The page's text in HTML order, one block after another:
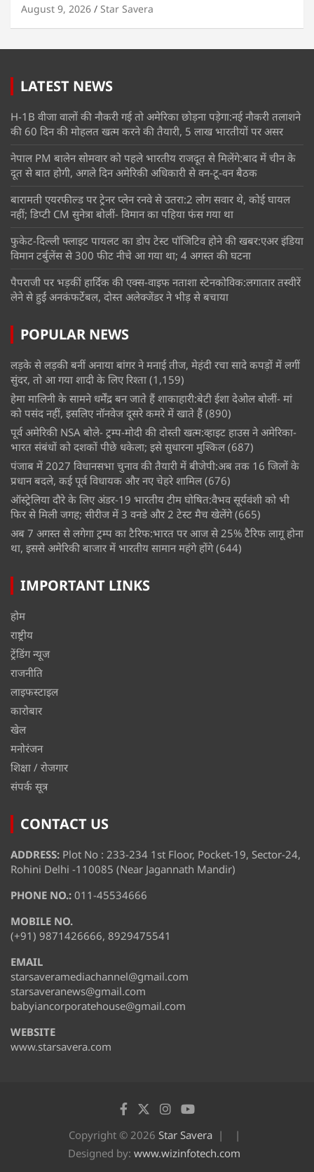
August 9, 2026 Star Savera
LATEST NEWS
H-1B वीजा वालों की नौकरी गई तो अमेरिका छोड़ना पड़ेगा:नई नौकरी तलाशने
की 60 दिन की मोहलत खत्म करने की तैयारी, 5 लाख भारतीयों पर असर
नेपाल PM बालेन सोमवार को पहले भारतीय राजदूत से मिलेंगे:बाद में चीन के
दूत से बात होगी, अगले दिन अमेरिकी अधिकारी से वन-टू-वन बैठक
बारामती एयरफील्ड पर ट्रेनर प्लेन रनवे से उतरा:2 लोग सवार थे, कोई घायल
नहीं; डिप्टी CM सुनेत्रा बोलीं- विमान का पहिया फंस गया था
फुकेट-दिल्ली फ्लाइट पायलट का डोप टेस्ट पॉजिटिव होने की खबर:एअर इंडिया
विमान टर्बुलेंस से 300 फीट नीचे आ गया था; 4 अगस्त की घटना
पैपराजी पर भड़कीं हार्दिक की एक्स-वाइफ नताशा स्टेनकोविक:लगातार तस्वीरें
लेने से हुईं अनकंफर्टेबल, दोस्त अलेक्जेंडर ने भीड़ से बचाया
POPULAR NEWS
लड़के से लड़की बनीं अनाया बांगर ने मनाई तीज, मेहंदी रचा सादे कपड़ों में लगीं
सुंदर, तो आ गया शादी के लिए रिश्ता (1,159)
हेमा मालिनी के सामने धर्मेंद्र बन जाते हैं शाकाहारी:बेटी ईशा देओल बोलीं- मां
को पसंद नहीं, इसलिए नॉनवेज दूसरे कमरे में खाते हैं (890)
पूर्व अमेरिकी NSA बोले- ट्रम्प-मोदी की दोस्ती खत्म:व्हाइट हाउस ने अमेरिका-
भारत संबंधों को दशकों पीछे धकेला; इसे सुधारना मुश्किल (687)
पंजाब में 2027 विधानसभा चुनाव की तैयारी में बीजेपी:अब तक 16 जिलों के
प्रधान बदले, कई पूर्व विधायक और नए चेहरे शामिल (676)
ऑस्ट्रेलिया दौरे के लिए अंडर-19 भारतीय टीम घोषित:वैभव सूर्यवंशी को भी
फिर से मिली जगह; सीरीज में 3 वनडे और 2 टेस्ट मैच खेलेंगे (665)
अब 7 अगस्त से लगेगा ट्रम्प का टैरिफ:भारत पर आज से 25% टैरिफ लागू होना
था, इससे अमेरिकी बाजार में भारतीय सामान महंगे होंगे (644)
IMPORTANT LINKS
होम
राष्ट्रीय
ट्रेंडिंग न्यूज
राजनीति
लाइफस्टाइल
कारोबार
खेल
मनोरंजन
शिक्षा / रोजगार
संपर्क सूत्र
CONTACT US
ADDRESS: Plot No : 233-234 1st Floor, Pocket-19, Sector-24,
Rohini Delhi -110085 (Near Jagannath Mandir)
PHONE NO.: 011-45534666
MOBILE NO.
(+91) 9871426666, 8929475541
EMAIL
starsaveramediachannel@gmail.com
starsaveranews@gmail.com
babyiancorporatehouse@gmail.com
WEBSITE
www.starsavera.com
Copyright © 2026 Star Savera
Designed by: www.wizinfotech.com